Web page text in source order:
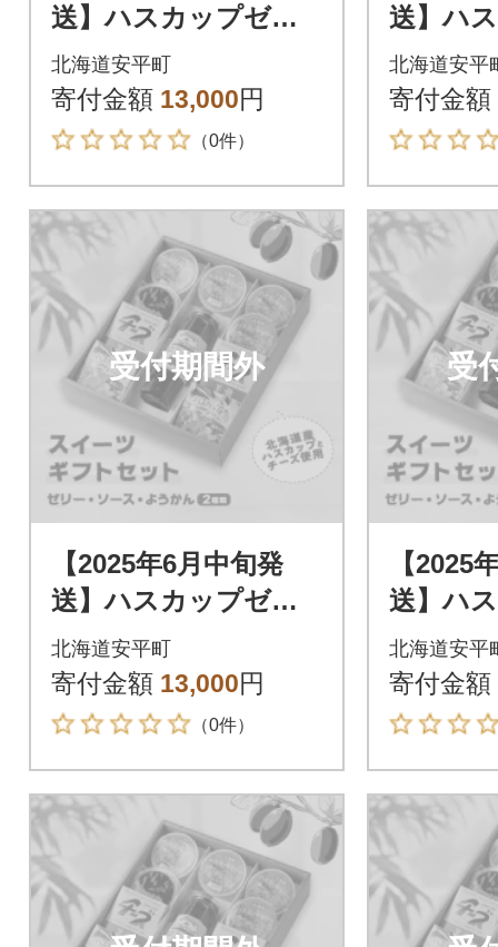
送】ハスカップゼリ
ー&ソース・チーズよ
うかん詰め合わせセ
ット
北海道安平町
寄付金額 13,000円
（0件）
送】ハ
ー&ソー
うかん
ット
北海道安平
寄付金額
受付期間外
【2025年6月中旬発
送】ハスカップゼリ
ー&ソース・チーズよ
うかん詰め合わせセ
ット
北海道安平町
寄付金額 13,000円
（0件）
受
【2025
送】ハ
ー&ソー
うかん
ット
北海道安平
寄付金額